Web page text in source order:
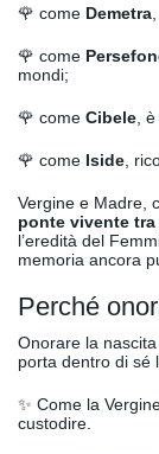
🌹 come Demetra
🌹 come
mondi;
🌹 come Cibele ,
🌹 come Iside ,
Vergine e Madre,
ponte vivente
l’eredità del
memoria ancora
Perché
Onorare la
porta dentro di sé
✨ Come la
custodire.